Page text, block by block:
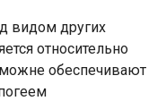
видом других
относительно
обеспечивают